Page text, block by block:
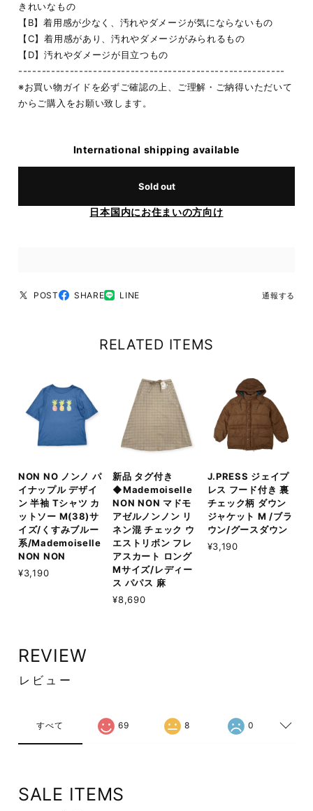
きれいなもの
【B】着用感が少なく、汚れやダメージが気にならないもの
【C】着用感があり、汚れやダメージがみられるもの
【D】汚れやダメージが目立つもの
---------------------------------------------------------
※お買い物ガイドを必ずご確認の上、ご理解・ご納得いただいて
からご購入をお願い致します。
International shipping available
Sold out
日本国内にお住まいの方向け
POST SHARE LINE 通報する
RELATED ITEMS
NON NO ノンノ パ
イナップル デザイ
ン 半袖 Tシャツ カ
ットソー M(38)サ
イズ/くすみブルー
系/Mademoiselle
NON NON
¥3,190
新品 タグ付き
◆Mademoiselle
NON NON マドモ
アゼルノンノン リ
ネン混 チェック ウ
エストリボン フレ
アスカート ロング
Mサイズ/レディー
ス パパス 麻
¥8,690
J.PRESS ジェイプ
レス フード付き 裏
チェック柄 ダウン
ジャケット M /ブラ
ウン/グースダウン
¥3,190
REVIEW
レビュー
すべて 69 8 0
SALE ITEMS